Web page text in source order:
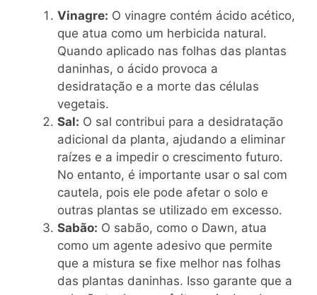
Vinagre: O vinagre contém ácido acético,
que atua como um herbicida natural.
Quando aplicado nas folhas das plantas
daninhas, o ácido provoca a
desidratação e a morte das células
vegetais.
Sal: O sal contribui para a desidratação
adicional da planta, ajudando a eliminar
raízes e a impedir o crescimento futuro.
No entanto, é importante usar o sal com
cautela, pois ele pode afetar o solo e
outras plantas se utilizado em excesso.
Sabão: O sabão, como o Dawn, atua
como um agente adesivo que permite
que a mistura se fixe melhor nas folhas
das plantas daninhas. Isso garante que a